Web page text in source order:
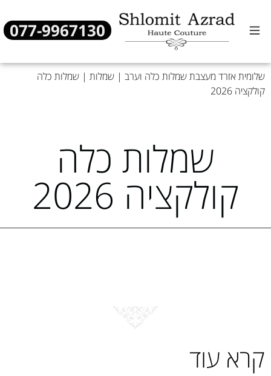
077-9967130
שלומית אזרד מעצבת שמלות כלה וערב | שמלות | שמלות כלה
קולקציה 2026
שמלות כלה
קולקציה 2026
קרא עוד